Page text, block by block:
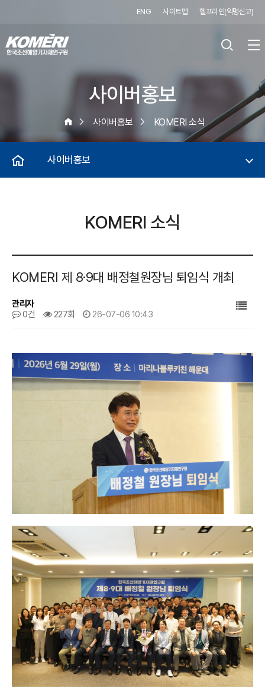
ENG 사이트맵 헬프라인(익명신고)
사이버홍보
사이버홍보 KOMERI 소식
사이버홍보
KOMERI 소식
KOMERI 제 8·9대 배정철원장님 퇴임식 개최
관리자
0건
227회 26-07-06 10:43